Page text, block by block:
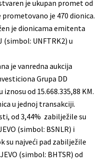
je ukupan promet od
prometovano je 470 dionica.
je dionicama emitenta
(simbol: UNFTRK2) u
je vanredna aukcija
Grupa DD
iznosu od 15.668.335,88 KM.
u jednoj transakciji.
od 3,44% zabilježile su
(simbol: BSNLR) i
su najveći pad zabilježile
(simbol: BHTSR) od